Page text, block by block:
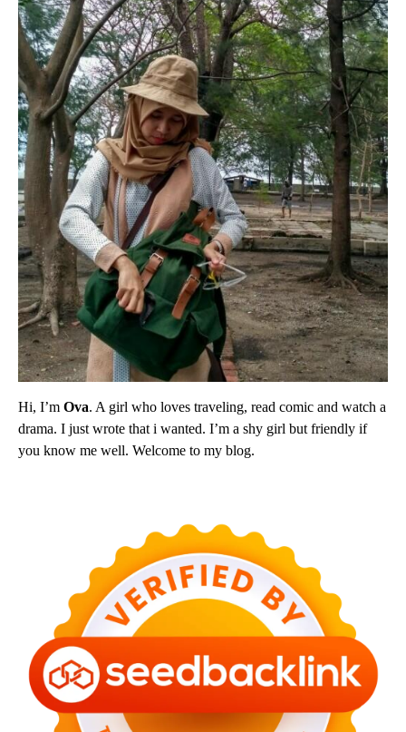
Hi, I’m Ova. A girl who loves traveling, read comic and watch a
drama. I just wrote that i wanted. I’m a shy girl but friendly if
you know me well. Welcome to my blog.